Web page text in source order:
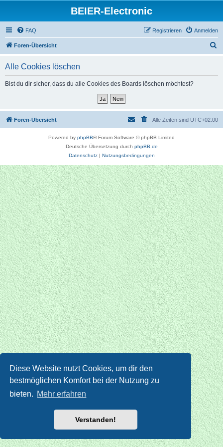
Diese Website nutzt Cookies, um dir den
bestmöglichen Komfort bei der Nutzung zu
bieten. Mehr erfahren
Verstanden!
BEIER-Electronic
FAQ Anmelden
Registrieren
Foren-Übersicht
Alle Cookies löschen
Bist du dir sicher, dass du alle Cookies des Boards löschen möchtest?
Foren-Übersicht Alle Zeiten sind UTC+02:00
Powered by phpBB® Forum Software © phpBB Limited
Deutsche Übersetzung durch phpBB.de
Datenschutz| Nutzungsbedingungen